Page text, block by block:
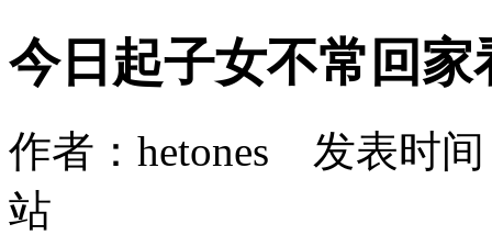
今日起子女不常回
作者：hetones 发表时
站